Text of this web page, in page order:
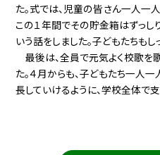
た。式では、児童の皆さん一人一
この１年間でその貯金箱はずっし
いう話をしました。子どもたちもし
最後は、全員で元気よく校歌を
た。４月からも、子どもたち一人
長していけるように、学校全体で支